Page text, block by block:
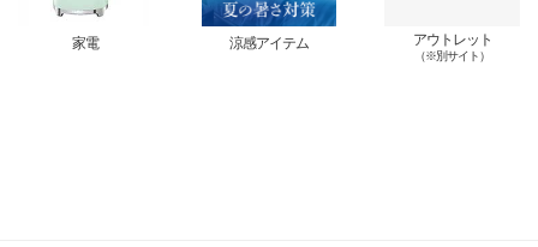
家電 涼感アイテム アウトレット
（※別サイト）